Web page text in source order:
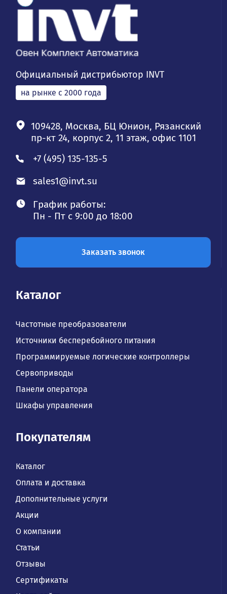
Официальный дистрибьютор INVT
на рынке с 2000 года
109428, Москва, БЦ Юнион, Рязанский
пр-кт 24, корпус 2, 11 этаж, офис 1101
+7 (495) 135-135-5
sales1@invt.su
График работы:
Пн - Пт с 9:00 до 18:00
Заказать звонок
Каталог
Частотные преобразователи
Источники бесперебойного питания
Программируемые логические контроллеры
Сервоприводы
Панели оператора
Шкафы управления
Покупателям
Каталог
Оплата и доставка
Дополнительные услуги
Акции
О компании
Статьи
Отзывы
Сертификаты